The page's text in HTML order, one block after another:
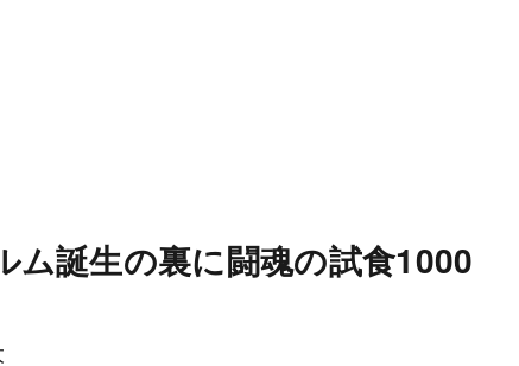
ム誕生の裏に闘魂の試食1000